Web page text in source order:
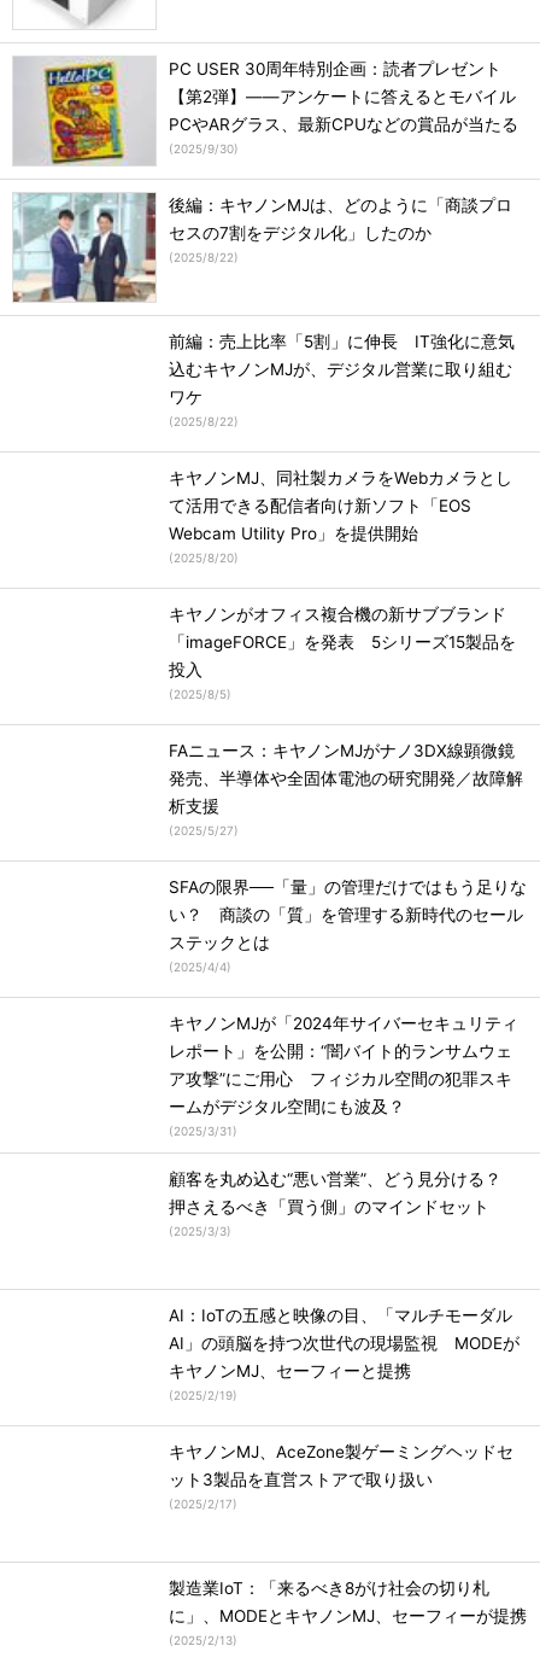
PC USER 30周年特別企画：読者プレゼント
【第2弾】――アンケートに答えるとモバイル
PCやARグラス、最新CPUなどの賞品が当たる
(2025/9/30)
後編：キヤノンMJは、どのように「商談プロ
セスの7割をデジタル化」したのか
(2025/8/22)
前編：売上比率「5割」に伸長 IT強化に意気
込むキヤノンMJが、デジタル営業に取り組む
ワケ
(2025/8/22)
キヤノンMJ、同社製カメラをWebカメラとし
て活用できる配信者向け新ソフト「EOS
Webcam Utility Pro」を提供開始
(2025/8/20)
キヤノンがオフィス複合機の新サブブランド
「imageFORCE」を発表 5シリーズ15製品を
投入
(2025/8/5)
FAニュース：キヤノンMJがナノ3DX線顕微鏡
発売、半導体や全固体電池の研究開発／故障解
析支援
(2025/5/27)
SFAの限界──「量」の管理だけではもう足りな
い？ 商談の「質」を管理する新時代のセール
ステックとは
(2025/4/4)
キヤノンMJが「2024年サイバーセキュリティ
レポート」を公開：“闇バイト的ランサムウェ
ア攻撃”にご用心 フィジカル空間の犯罪スキ
ームがデジタル空間にも波及？
(2025/3/31)
顧客を丸め込む“悪い営業”、どう見分ける？
押さえるべき「買う側」のマインドセット
(2025/3/3)
AI：IoTの五感と映像の目、「マルチモーダル
AI」の頭脳を持つ次世代の現場監視 MODEが
キヤノンMJ、セーフィーと提携
(2025/2/19)
キヤノンMJ、AceZone製ゲーミングヘッドセ
ット3製品を直営ストアで取り扱い
(2025/2/17)
製造業IoT：「来るべき8がけ社会の切り札
に」、MODEとキヤノンMJ、セーフィーが提携
(2025/2/13)